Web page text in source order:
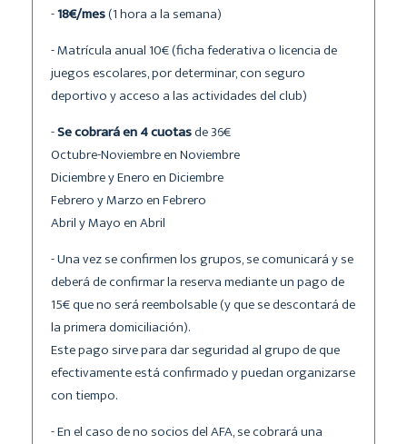
-18€/mes(1 hora a la semana)
- Matrícula anual 10€ (ficha federativa o licencia de
juegos escolares, por determinar, con seguro
deportivo y acceso a las actividades del club)
-Se cobrará en 4 cuotasde 36€
Octubre-Noviembre en Noviembre
Diciembre y Enero en Diciembre
Febrero y Marzo en Febrero
Abril y Mayo en Abril
- Una vez se confirmen los grupos, se comunicará y se
deberá de confirmar la reserva mediante un pago de
15€ que no será reembolsable (y que se descontará de
la primera domiciliación).
Este pago sirve para dar seguridad al grupo de que
efectivamente está confirmado y puedan organizarse
con tiempo.
- En el caso de no socios del AFA, se cobrará una